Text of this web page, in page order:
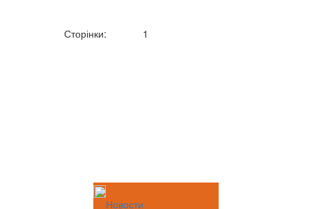
Сторінки: 1
Новости